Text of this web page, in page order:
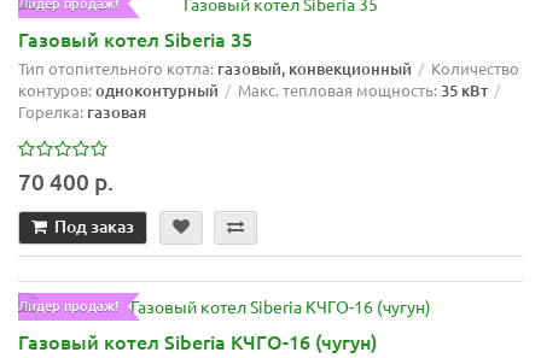
Газовый котел Siberia 35
Тип отопительного котла: газовый, конвекционный
Количество
контуров:одноконтурный Макс. тепловая мощность:35 кВт
Горелка: газовая
70 400 р.
Под заказ
Лидер продаж!
Газовый котел Siberia КЧГО-16 (чугун)